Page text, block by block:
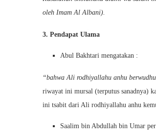
oleh Imam Al Albani).
3. Pendapat Ulama
Abul Bakhtari mengatakan :
“bahwa Ali rodhiyallahu anhu
riwayat ini mursal (terputus sanadnya)
ini tsabit dari Ali rodhiyallahu anhu
Saalim bin Abdullah bin Umar